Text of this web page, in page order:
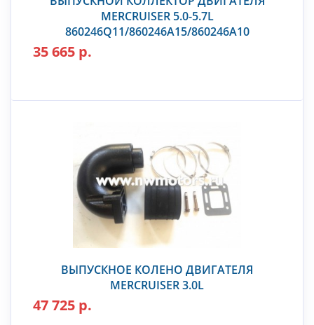
MERCRUISER 5.0-5.7L
860246Q11/860246A15/860246A10
35 665 р.
ВЫПУСКНОЕ КОЛЕНО ДВИГАТЕЛЯ
MERCRUISER 3.0L
47 725 р.